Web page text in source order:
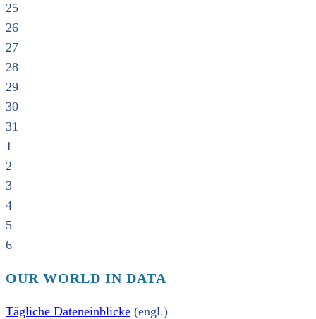
25
26
27
28
29
30
31
1
2
3
4
5
6
OUR WORLD IN DATA
Tägliche Dateneinblicke (engl.)